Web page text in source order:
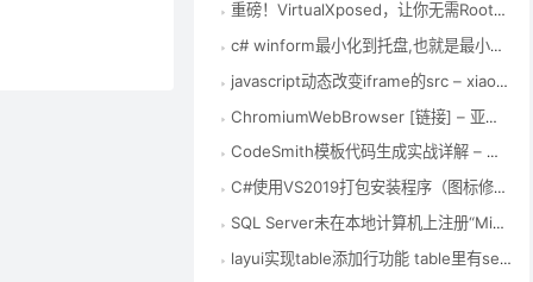
重磅！VirtualXposed，让你无需Root也能使用Xposed框架！ – Xposed框架中文站
c# winform最小化到托盘,也就是最小化到右下角，其实很简单，winform中有专门的控件 – 要每天开心 – 博客园
javascript动态改变iframe的src – xiaoha – 博客园
ChromiumWebBrowser [链接] – 亚特凯瑟琳 – 博客园
CodeSmith模板代码生成实战详解 – 张龙豪 – 博客园
C#使用VS2019打包安装程序（图标修改和默认安装路径修改） – qq_41487299的博客 – CSDN博客
SQL Server未在本地计算机上注册“Microsoft.ACE.OLEDB.12.0”提供程序 – 踏雪有迹的博客 – CSDN博客
layui实现table添加行功能 table里有select可选择可编辑 并且与form表单一起提交数据保存 – 勤劳的搬运工 – CSDN博客